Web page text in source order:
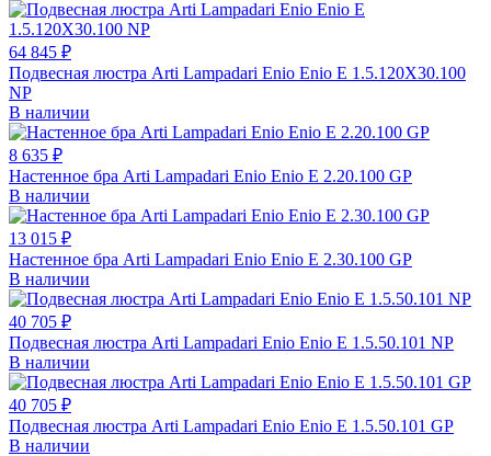
64 845 ₽
Подвесная люстра Arti Lampadari Enio Enio E 1.5.120X30.100
NP
В наличии
8 635 ₽
Настенное бра Arti Lampadari Enio Enio E 2.20.100 GP
В наличии
13 015 ₽
Настенное бра Arti Lampadari Enio Enio E 2.30.100 GP
В наличии
40 705 ₽
Подвесная люстра Arti Lampadari Enio Enio E 1.5.50.101 NP
В наличии
40 705 ₽
Подвесная люстра Arti Lampadari Enio Enio E 1.5.50.101 GP
В наличии